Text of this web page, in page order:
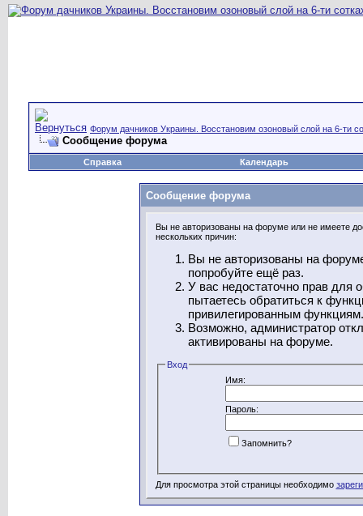
Форум дачников Украины. Восстановим озоновый слой на 6-ти
Сообщение форума
Справка Календарь
Сообщение форума
Вы не авторизованы на форуме или не имеете
нескольких причин:
Вы не авторизованы на
попробуйте ещё раз.
У вас недостаточно прав для
пытаетесь обратиться к
привилегированным функциям.
Возможно, администратор
активированы на форуме.
Вход
Имя:
Пароль:
Запомнить?
Для просмотра этой страницы необходимо